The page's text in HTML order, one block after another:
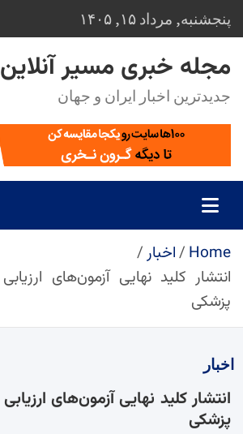
Skip
to
content
پنجشنبه, مرداد ۱۵, ۱۴۰۵
مجله خبری مسیر آنلاین
جدیدترین اخبار ایران و جهان
Home
اخبار
انتشار کلید نهایی آزمون‌های
پزشکی
اخبار
انتشار کلید نهایی آزمون‌های
پزشکی